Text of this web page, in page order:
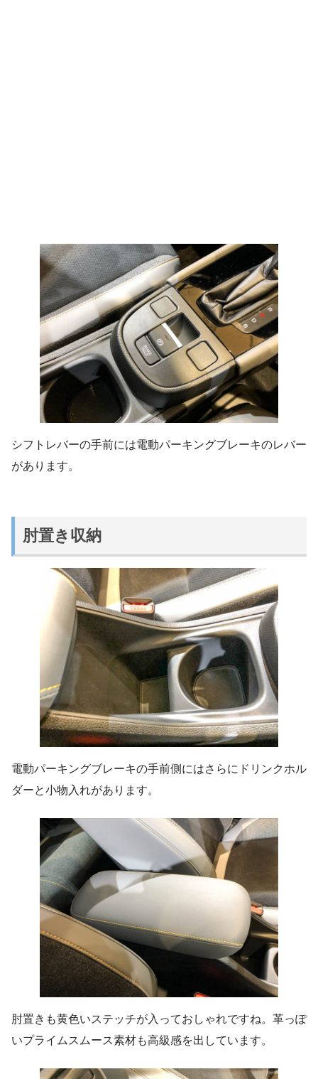
シフトレバーの手前には電動パーキングブレーキのレバー
があります。
肘置き収納
電動パーキングブレーキの手前側にはさらにドリンクホル
ダーと小物入れがあります。
肘置きも黄色いステッチが入っておしゃれですね。革っぽ
いプライムスムース素材も高級感を出しています。